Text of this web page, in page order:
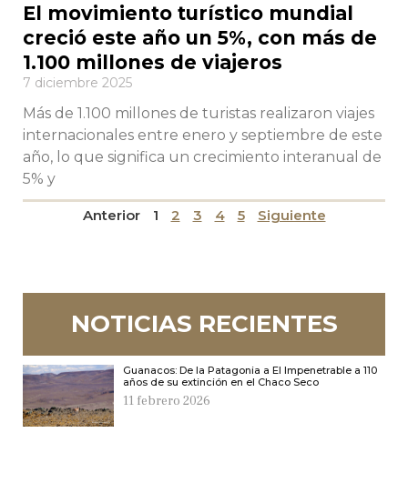
El movimiento turístico mundial
creció este año un 5%, con más de
1.100 millones de viajeros
7 diciembre 2025
Más de 1.100 millones de turistas realizaron viajes
internacionales entre enero y septiembre de este
año, lo que significa un crecimiento interanual de
5% y
Anterior 1 2 3 4 5 Siguiente
NOTICIAS RECIENTES
Guanacos: De la Patagonia a El Impenetrable a 110
años de su extinción en el Chaco Seco
11 febrero 2026